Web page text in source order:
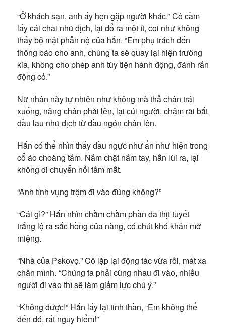
“Ở khách sạn, anh ấy hẹn gặp người khác.” Cô cầm
lấy cái chai nhũ dịch, lại đổ ra một ít, coi như không
thấy bộ mặt phẫn nộ của hắn. “Em phụ trách đến
thông báo cho anh, chúng ta sẽ quay lại hiện trường
kia, không cho phép anh tùy tiện hành động, đánh rắn
động cỏ.”
Nữ nhân này tự nhiên như không mà thả chân trái
xuống, nâng chân phải lên, lại cúi người, chậm rãi bắt
đầu lau nhũ dịch từ đầu ngón chân lên.
Hắn có thể nhìn thấy đầu ngực như ẩn như hiện trong
cổ áo choàng tắm. Nắm chặt nắm tay, hắn lùi ra, lại
không di chuyển nổi tầm mắt.
“Anh tính vụng trộm đi vào đúng không?”
“Cái gì?” Hắn nhìn chằm chằm phần da thịt tuyết
trắng lộ ra sắc hồng của nàng, có chút khó khăn mở
miệng.
“Nhà của Pskovọ.” Cô lặp lại động tác vừa rồi, mát xa
chân mình. “Chúng ta phải cùng nhau đi vào, nhiều
người đi vào thì sẽ làm giảm lực chú ý.”
“Không được!” Hắn lấy lại tinh thần, “Em không thể
đến đó, rất nguy hiểm!”